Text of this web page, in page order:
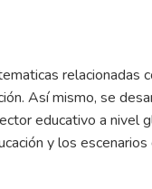
Así mismo, se
educativo a nivel
y los